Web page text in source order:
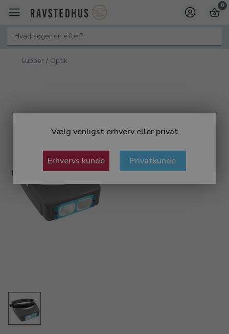
Vælg venligst erhverv eller privat
Erhvervs kunde Privatkunde
0
Lupper / Optik